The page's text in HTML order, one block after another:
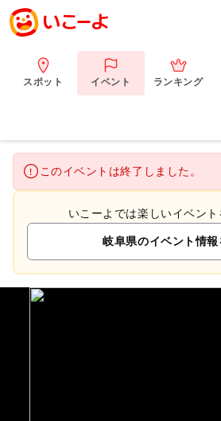
スポット イベント ランキング
このイベントは終了しました。
いこーよでは楽しいイベント
岐阜県のイベント情報